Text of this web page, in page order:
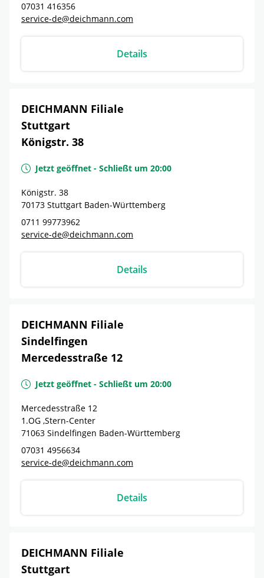
07031 416356
service-de@deichmann.com
Details
DEICHMANN Filiale
Stuttgart
Königstr. 38
Jetzt geöffnet - Schließt um 20:00
Königstr. 38
70173 Stuttgart Baden-Württemberg
0711 99773962
service-de@deichmann.com
Details
DEICHMANN Filiale
Sindelfingen
Mercedesstraße 12
Jetzt geöffnet - Schließt um 20:00
Mercedesstraße 12
1.OG ,Stern-Center
71063 Sindelfingen Baden-Württemberg
07031 4956634
service-de@deichmann.com
Details
DEICHMANN Filiale
Stuttgart